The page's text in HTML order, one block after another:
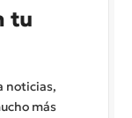
tu
noticias,
más